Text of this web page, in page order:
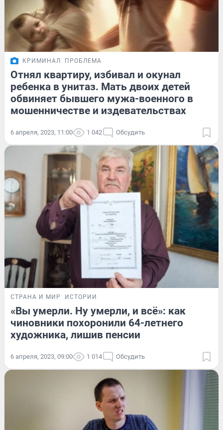
КРИМИНАЛ ПРОБЛЕМА
Отнял квартиру, избивал и окунал
ребенка в унитаз. Мать двоих детей
обвиняет бывшего мужа-военного в
мошенничестве и издевательствах
6 апреля, 2023, 11:00 1 042 Обсудить
СТРАНА И МИР ИСТОРИИ
«Вы умерли. Ну умерли, и всё»: как
чиновники похоронили 64-летнего
художника, лишив пенсии
6 апреля, 2023, 09:00 1 014 Обсудить